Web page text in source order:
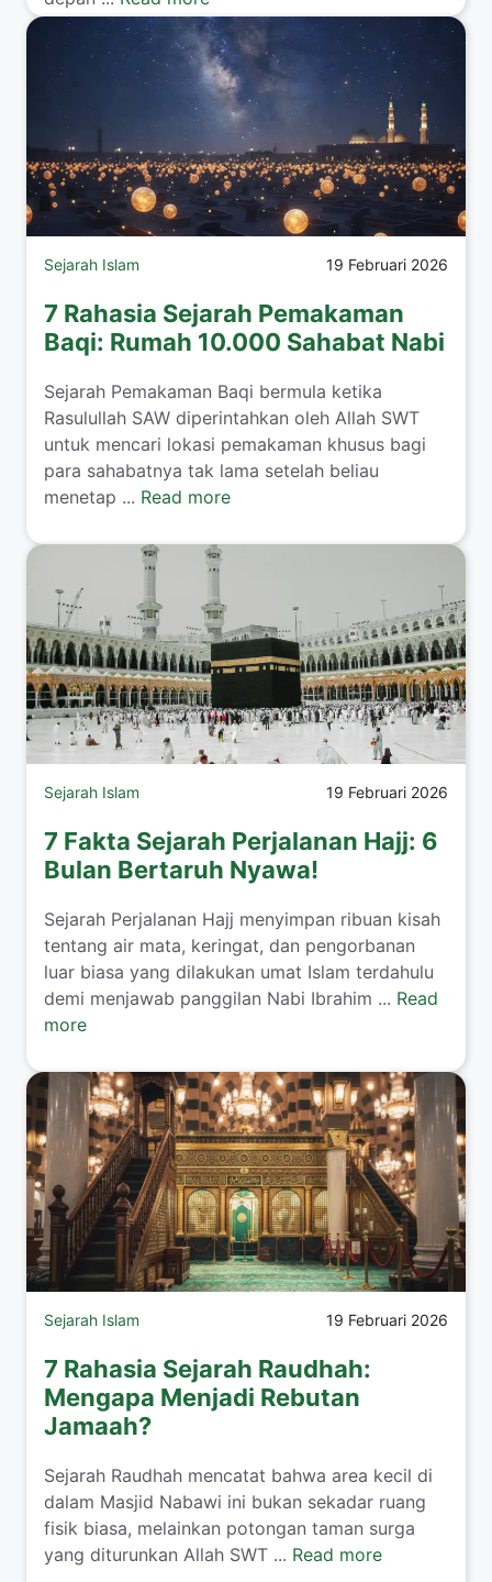
Sejarah Islam 19 Februari 2026
7 Rahasia Sejarah Pemakaman
Baqi: Rumah 10.000 Sahabat Nabi
Sejarah Pemakaman Baqi bermula ketika
Rasulullah SAW diperintahkan oleh Allah SWT
untuk mencari lokasi pemakaman khusus bagi
para sahabatnya tak lama setelah beliau
menetap ... Read more
Sejarah Islam 19 Februari 2026
7 Fakta Sejarah Perjalanan Hajj: 6
Bulan Bertaruh Nyawa!
Sejarah Perjalanan Hajj menyimpan ribuan kisah
tentang air mata, keringat, dan pengorbanan
luar biasa yang dilakukan umat Islam terdahulu
demi menjawab panggilan Nabi Ibrahim ... Read
more
Sejarah Islam 19 Februari 2026
7 Rahasia Sejarah Raudhah:
Mengapa Menjadi Rebutan
Jamaah?
Sejarah Raudhah mencatat bahwa area kecil di
dalam Masjid Nabawi ini bukan sekadar ruang
fisik biasa, melainkan potongan taman surga
yang diturunkan Allah SWT ... Read more